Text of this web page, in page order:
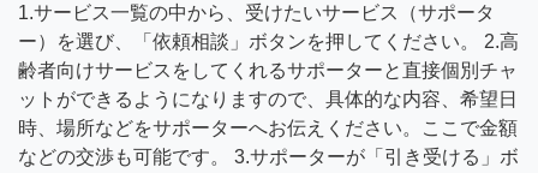
1.サービス一覧の中から、受けたいサービス（サポータ
ー）を選び、「依頼相談」ボタンを押してください。 2.高
齢者向けサービスをしてくれるサポーターと直接個別チャ
ットができるようになりますので、具体的な内容、希望日
時、場所などをサポーターへお伝えください。ここで金額
などの交渉も可能です。 3.サポーターが「引き受ける」ボ